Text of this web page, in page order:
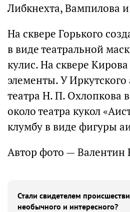
Либкнехта, Вампилова
На сквере Горького
в виде театральной
кулис. На сквере
элементы. У
театра Н. П. Охлопкова
около театра кукол
клумбу в виде фигуры
Автор фото — Валентин
Стали свидетелем
необычного и интересного?